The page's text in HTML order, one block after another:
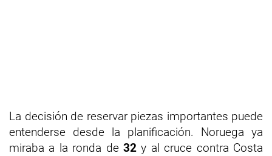
La decisión de reservar piezas importantes puede
entenderse desde la planificación. Noruega ya
miraba a la ronda de 32 y al cruce contra Costa